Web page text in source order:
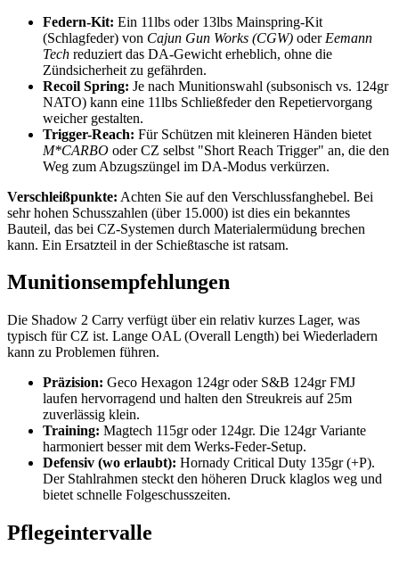
Federn-Kit: Ein 11lbs oder 13lbs Mainspring-Kit
(Schlagfeder) von Cajun Gun Works (CGW) oder Eemann
Tech reduziert das DA-Gewicht erheblich, ohne die
Zündsicherheit zu gefährden.
Recoil Spring: Je nach Munitionswahl (subsonisch vs. 124gr
NATO) kann eine 11lbs Schließfeder den Repetiervorgang
weicher gestalten.
Trigger-Reach: Für Schützen mit kleineren Händen bietet
M*CARBO oder CZ selbst "Short Reach Trigger" an, die den
Weg zum Abzugszüngel im DA-Modus verkürzen.
Verschleißpunkte: Achten Sie auf den Verschlussfanghebel. Bei
sehr hohen Schusszahlen (über 15.000) ist dies ein bekanntes
Bauteil, das bei CZ-Systemen durch Materialermüdung brechen
kann. Ein Ersatzteil in der Schießtasche ist ratsam.
Munitionsempfehlungen
Die Shadow 2 Carry verfügt über ein relativ kurzes Lager, was
typisch für CZ ist. Lange OAL (Overall Length) bei Wiederladern
kann zu Problemen führen.
Präzision: Geco Hexagon 124gr oder S&B 124gr FMJ
laufen hervorragend und halten den Streukreis auf 25m
zuverlässig klein.
Training: Magtech 115gr oder 124gr. Die 124gr Variante
harmoniert besser mit dem Werks-Feder-Setup.
Defensiv (wo erlaubt): Hornady Critical Duty 135gr (+P).
Der Stahlrahmen steckt den höheren Druck klaglos weg und
bietet schnelle Folgeschusszeiten.
Pflegeintervalle